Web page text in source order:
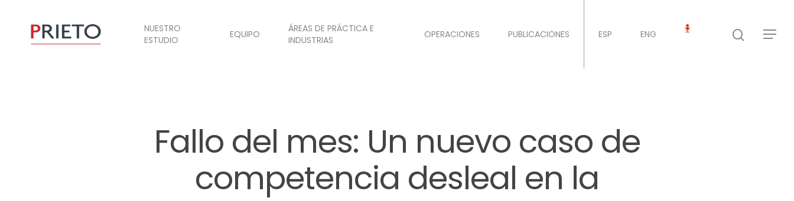
NUESTRO
ESTUDIO
EQUIPO
ÁREAS DE PRÁCTICA E
INDUSTRIAS
OPERACIONES PUBLICACIONES ESP ENG
Fallo del mes: Un nuevo caso de
competencia desleal en la